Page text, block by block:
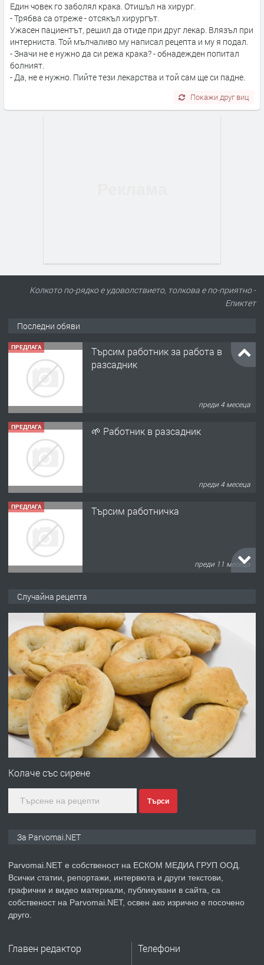
Един човек го заболял крака. Отишъл на хирург.
- Трябва са отреже - отсякъл хирургът.
Ужасен пациентът, решил да отиде при друг лекар. Влязъл при
интерниста. Той мълчаливо му написал рецепта и му я подал.
- Значи не е нужно да си режа крака? - обнадежден попитал
болният.
- Да, не е нужно. Пийте тези лекарства и той сам ще си падне.
Покажи друг виц
Колкото по-рядко е удоволствието, толкова е по-приятно -
Епиктет
Последни обяви
ПРЕДЛАГА 🌱 Работник в разсадник
преди 4 месеца
ПРЕДЛАГА Търсим работничка
преди 11 месеца
ПРЕДЛАГА
Продава употребявани чисти и
преди 1 година
преди 1 година
ПРЕДЛАГА
Първи поход "По стъпките на Ангел
Войвода"
преди 1 година
ПРЕДЛАГА
Монтажник на малки детайли за
преди 1 година
ПРЕДЛАГА
Продавам апартамент - гр.
Случайна рецепта
Колаче със сирене
Търси
За Parvomai.NET
Parvomai.NET е собственост на ЕСКОМ МЕДИА ГРУП ООД.
Всички статии, репортажи, интервюта и други текстови,
графични и видео материали, публикувани в сайта, са
собственост на Parvomai.NET, освен ако изрично е посочено
друго.
Главен редактор Телефони